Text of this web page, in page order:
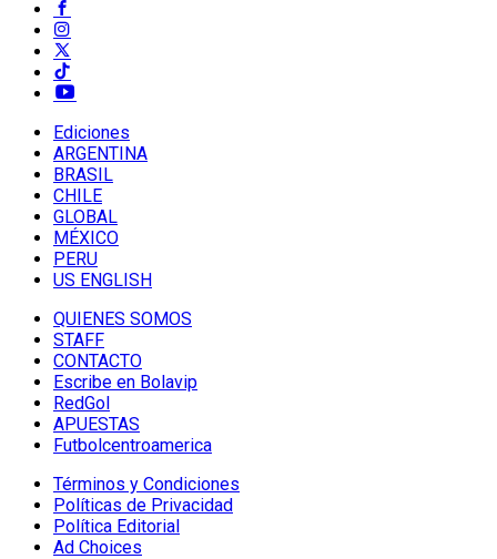
Ediciones
ARGENTINA
BRASIL
CHILE
GLOBAL
MÉXICO
PERU
US ENGLISH
QUIENES SOMOS
STAFF
CONTACTO
Escribe en Bolavip
RedGol
APUESTAS
Futbolcentroamerica
Términos y Condiciones
Políticas de Privacidad
Política Editorial
Ad Choices